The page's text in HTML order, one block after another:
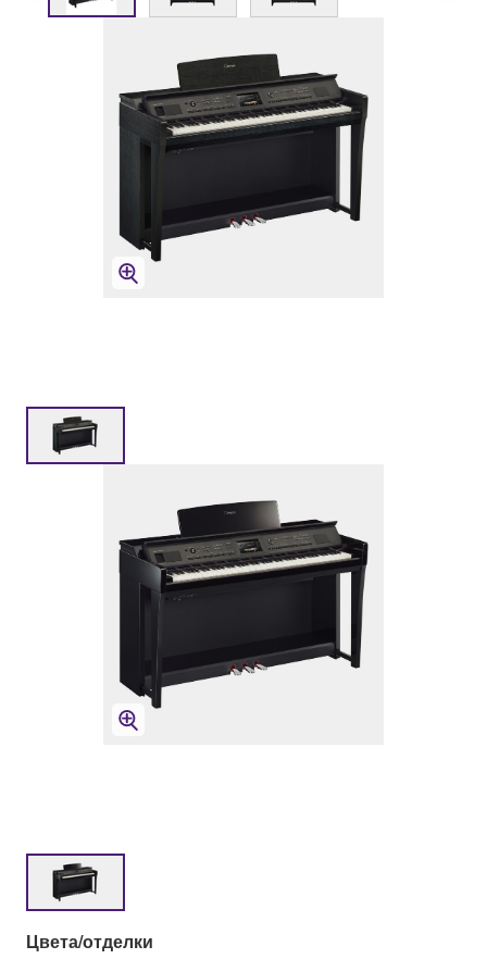
Цвета/отделки